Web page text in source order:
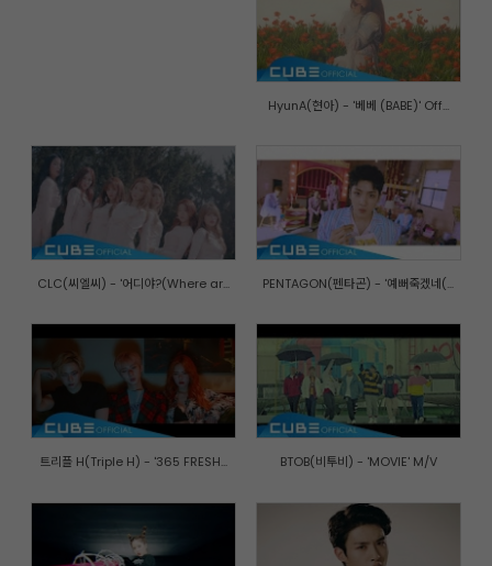
HyunA(현아) - '베베 (BABE)' Off...
CLC(씨엘씨) - '어디야?(Where ar... PENTAGON(펜타곤) - '예뻐죽겠네(...
트리플 H(Triple H) - '365 FRESH... BTOB(비투비) - 'MOVIE' M/V